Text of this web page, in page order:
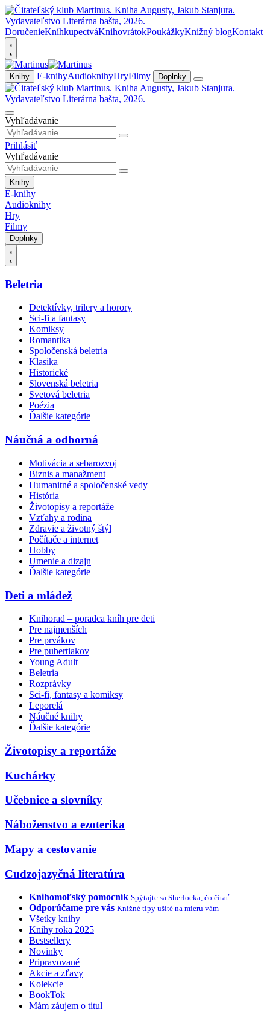
DoručenieKníhkupectváKnihovrátokPoukážkyKnižný blogKontakt
Knihy E-knihyAudioknihyHryFilmy Doplnky
Vyhľadávanie
Prihlásiť
Vyhľadávanie
Knihy
E-knihy
Audioknihy
Hry
Filmy
Doplnky
Beletria
Detektívky, trilery a horory
Sci-fi a fantasy
Komiksy
Romantika
Spoločenská beletria
Klasika
Historické
Slovenská beletria
Svetová beletria
Poézia
Ďalšie kategórie
Náučná a odborná
Motivácia a sebarozvoj
Biznis a manažment
Humanitné a spoločenské vedy
História
Životopisy a reportáže
Vzťahy a rodina
Zdravie a životný štýl
Počítače a internet
Hobby
Umenie a dizajn
Ďalšie kategórie
Deti a mládež
Knihorad – poradca kníh pre deti
Pre najmenších
Pre prvákov
Pre pubertiakov
Young Adult
Beletria
Rozprávky
Sci-fi, fantasy a komiksy
Leporelá
Náučné knihy
Ďalšie kategórie
Životopisy a reportáže
Kuchárky
Učebnice a slovníky
Náboženstvo a ezoterika
Mapy a cestovanie
Cudzojazyčná literatúra
Knihomoľský pomocník Spýtajte sa Sherlocka, čo čítať
Odporúčame pre vás Knižné tipy ušité na mieru vám
Všetky knihy
Knihy roka 2025
Bestsellery
Novinky
Pripravované
Akcie a zľavy
Kolekcie
BookTok
Mám záujem o titul